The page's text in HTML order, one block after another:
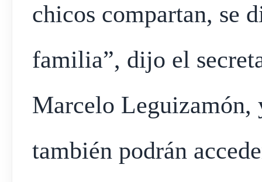
chicos compartan, se
familia”, dijo el
Marcelo Leguizamón,
también podrán